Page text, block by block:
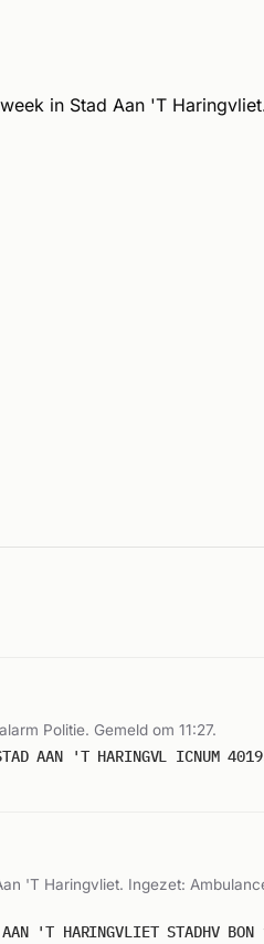
in Stad Aan 'T
Politie. Gemeld om 11:27.
AAN 'T HARINGVL ICNUM
'T Haringvliet. Ingezet:
'T HARINGVLIET STADHV BON